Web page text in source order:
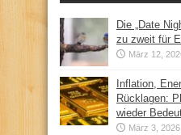
Die „Date
zu zweit für
März 12,
Inflation,
Rücklagen:
wieder
März 3, 2026